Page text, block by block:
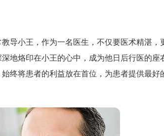
导小王，作为一名医生，不仅要医术精湛，
地烙印在小王的心中，成为他日后行医的座
终将患者的利益放在首位，为患者提供最好